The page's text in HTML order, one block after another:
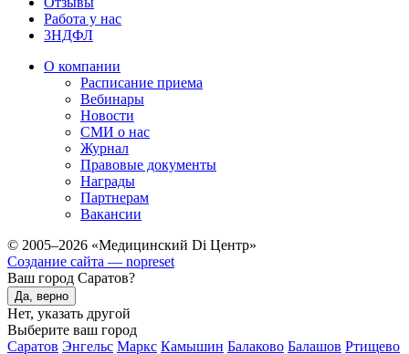
Работа у нас
3НДФЛ
О компании
Расписание приема
Вебинары
Новости
СМИ о нас
Журнал
Правовые документы
Награды
Партнерам
Вакансии
© 2005–2026 «Медицинский Di Центр»
Создание сайта — nopreset
Ваш город Саратов?
Да, верно
Нет, указать другой
Выберите ваш город
Саратов Энгельс Маркс Камышин Балаково Балашов Ртищево